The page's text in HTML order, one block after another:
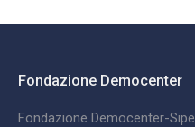
Fondazione Democenter
Fondazione Democenter-Sipe